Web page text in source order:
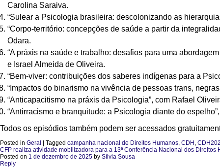
Carolina Saraiva.
“Sulear a Psicologia brasileira: descolonizando as
“Corpo-território: concepções de saúde a partir da
Odara.
“A práxis na saúde e trabalho: desafios para uma
e Israel Almeida de Oliveira.
“Bem-viver: contribuições dos saberes indígenas para a
“Impactos do binarismo na vivência de pessoas trans,
“Anticapacitismo na práxis da Psicologia”, com Rafael
“Antirracismo e branquitude: a Psicologia diante do
Todos os episódios também podem ser acessados
Posted in Geral Tagged campanha nacional de Direitos Humanos, CDH ,
CFP realiza atividade mobilizadora para a 13ª Conferência Nacional dos
Posted on 1 de dezembro de 2025 by Sílvia Sousa
Reply